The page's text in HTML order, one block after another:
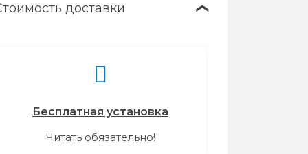
доставки ❯
Бесплатная установка
Читать обязательно!